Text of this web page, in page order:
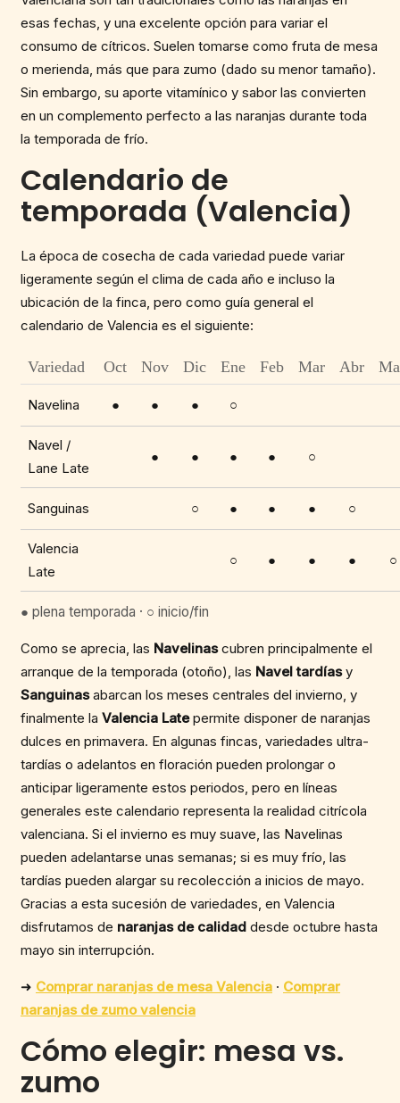
esas fechas, y una excelente opción para variar el
consumo de cítricos. Suelen tomarse como fruta de mesa
o merienda, más que para zumo (dado su menor tamaño).
Sin embargo, su aporte vitamínico y sabor las convierten
en un complemento perfecto a las naranjas durante toda
la temporada de frío.
Calendario de
temporada (Valencia)
La época de cosecha de cada variedad puede variar
ligeramente según el clima de cada año e incluso la
ubicación de la finca, pero como guía general el
calendario de Valencia es el siguiente:
Variedad Oct Nov Dic Ene Feb Mar Abr
Navelina ● ● ● ○
Navel /
Lane Late
● ● ● ● ○
Sanguinas ○ ● ● ● ○
Valencia
Late
○ ● ● ● ○
● plena temporada · ○ inicio/fin
Como se aprecia, las Navelinascubren principalmente el
arranque de la temporada (otoño), las Navel tardíasy
Sanguinasabarcan los meses centrales del invierno, y
finalmente la Valencia Latepermite disponer de naranjas
dulces en primavera. En algunas fincas, variedades ultra-
tardías o adelantos en floración pueden prolongar o
anticipar ligeramente estos periodos, pero en líneas
generales este calendario representa la realidad citrícola
valenciana. Si el invierno es muy suave, las Navelinas
pueden adelantarse unas semanas; si es muy frío, las
tardías pueden alargar su recolección a inicios de mayo.
Gracias a esta sucesión de variedades, en Valencia
disfrutamos de naranjas de calidad desde octubre hasta
mayo sin interrupción.
➜ Comprar naranjas de mesa Valencia · Comprar
naranjas de zumo valencia
Cómo elegir: mesa vs.
zumo